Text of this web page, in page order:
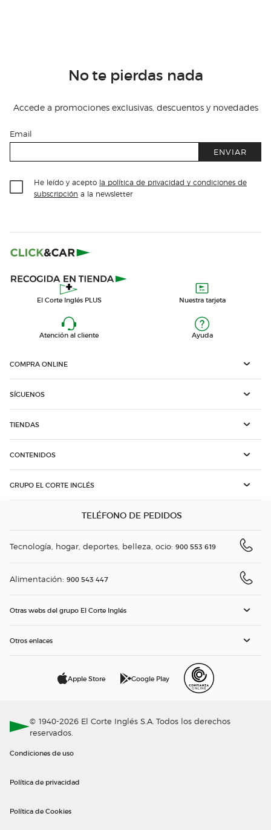
No te pierdas nada
Accede a promociones exclusivas, descuentos y novedades
Email
ENVIAR
He leído y acepto la política de privacidad y condiciones de
subscripción a la newsletter
El Corte Inglés PLUS Nuestra tarjeta
Atención al cliente Ayuda
COMPRA ONLINE
SÍGUENOS
TIENDAS
CONTENIDOS
GRUPO EL CORTE INGLÉS
TELÉFONO DE PEDIDOS
Tecnología, hogar, deportes, belleza, ocio: 900 553 619
Alimentación: 900 543 447
Otras webs del grupo El Corte Inglés
Otros enlaces
Apple Store Google Play
© 1940-2026 El Corte Inglés S.A. Todos los derechos
reservados.
Condiciones de uso
Política de privacidad
Política de Cookies